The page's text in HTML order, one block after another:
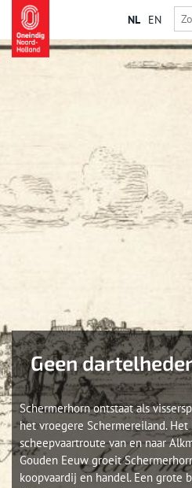
NL EN
Geen
Schermerhorn ontstaat als
het vroegere Schermereiland.
scheepvaartroute van en naar
Gouden Eeuw groeit
koopvaardij en handel. Een grote